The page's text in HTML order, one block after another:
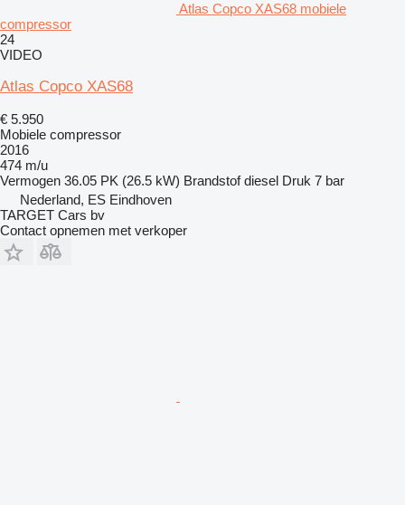
Atlas Copco XAS68 mobiele
compressor
24
VIDEO
Atlas Copco XAS68
€ 5.950
Mobiele compressor
2016
474 m/u
Vermogen 36.05 PK (26.5 kW) Brandstof diesel Druk 7 bar
Nederland, ES Eindhoven
TARGET Cars bv
Contact opnemen met verkoper